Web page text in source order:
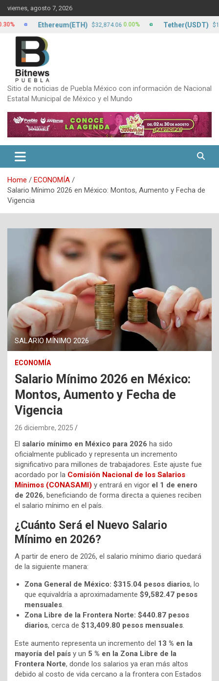
Skip
to
content
viernes, agosto 7, 2026
Sitio de noticias de Puebla México con información de Nacional
Estatal Municipal de México y el Mundo
Home
ECONOMÍA
Salario Mínimo 2026 en México: Montos, Aumento y Fecha de
Vigencia
SALARIO MÍNIMO 2026
ECONOMÍA
Salario Mínimo 2026 en México:
Montos, Aumento y Fecha de
Vigencia
26 diciembre, 2025
El salario mínimo en México para 2026 ha sido
oficialmente publicado y representa un incremento
significativo para millones de trabajadores. Este ajuste fue
acordado por la Comisión Nacional de los Salarios
Mínimos (CONASAMI) y entrará en vigor el 1 de enero
de 2026, beneficiando de forma directa a quienes reciben
el salario mínimo en el país.
¿Cuánto Será el Nuevo Salario
Mínimo en 2026?
A partir de enero de 2026, el salario mínimo diario quedará
de la siguiente manera:
Zona General de México: $315.04 pesos diarios, lo
que equivaldría a aproximadamente $9,582.47 pesos
mensuales.
Zona Libre de la Frontera Norte: $440.87 pesos
diarios, cerca de $13,409.80 pesos mensuales.
Este aumento representa un incremento del 13 % en la
mayoría del país y un 5 % en la Zona Libre de la
Frontera Norte, donde los salarios ya eran más altos
debido al costo de vida cercano a la frontera con Estados
Ethereum(ETH) $32,874.06 0.00% Tether(USDT) $17.20